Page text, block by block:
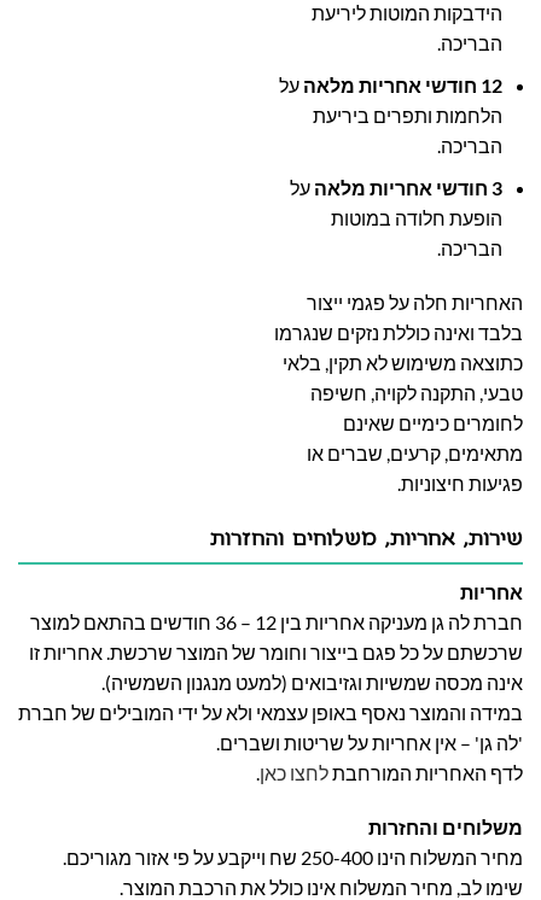
הידבקות המוטות ליריעת
הבריכה.
12 חודשי אחריות מלאה
על
הלחמות ותפרים ביריעת
הבריכה.
3 חודשי אחריות מלאה
על
הופעת חלודה במוטות
הבריכה.
האחריות חלה על פגמי ייצור
בלבד ואינה כוללת נזקים שנגרמו
כתוצאה משימוש לא תקין, בלאי
טבעי, התקנה לקויה, חשיפה
לחומרים כימיים שאינם
מתאימים, קרעים, שברים או
פגיעות חיצוניות.
שירות, אחריות, משלוחים והחזרות
אחריות
חברת לה גן מעניקה אחריות בין 12 – 36 חודשים בהתאם למוצר
שרכשתם על כל פגם בייצור וחומר של המוצר שרכשת. אחריות זו
אינה מכסה שמשיות וגזיבואים (למעט מנגנון השמשיה).
במידה והמוצר נאסף באופן עצמאי ולא על ידי המובילים של חברת
'לה גן' – אין אחריות על שריטות ושברים.
לדף האחריות המורחבתלחצו כאן.
משלוחים והחזרות
מחיר המשלוח הינו 250-400 שח וייקבע על פי אזור מגוריכם.
שימו לב, מחיר המשלוח אינו כולל את הרכבת המוצר.